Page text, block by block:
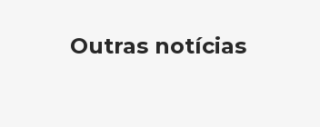
Outras notícias